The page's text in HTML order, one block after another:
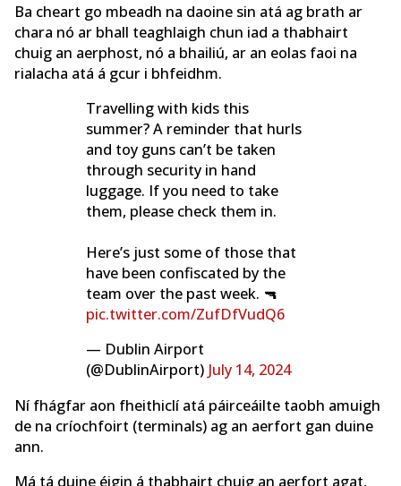
Ba cheart go mbeadh na daoine sin atá ag brath ar
chara nó ar bhall teaghlaigh chun iad a thabhairt
chuig an aerphost, nó a bhailiú, ar an eolas faoi na
rialacha atá á gcur i bhfeidhm.
Travelling with kids this
summer? A reminder that hurls
and toy guns can’t be taken
through security in hand
luggage. If you need to take
them, please check them in.
Here’s just some of those that
have been confiscated by the
team over the past week. 🔫
pic.twitter.com/ZufDfVudQ6
— Dublin Airport
(@DublinAirport) July 14, 2024
Ní fhágfar aon fheithiclí atá páirceáilte taobh amuigh
de na críochfoirt (terminals) ag an aerfort gan duine
ann.
Má tá duine éigin á thabhairt chuig an aerfort agat,